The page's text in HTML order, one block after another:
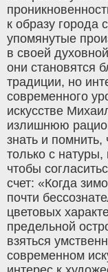
к образу города
упомянутые
в своей
они становятся
традиции, но
современного
искусстве
излишнюю
знать и помнить,
только с
чтобы
счет: «Когда
почти
цветовых
предельной
взяться
современном